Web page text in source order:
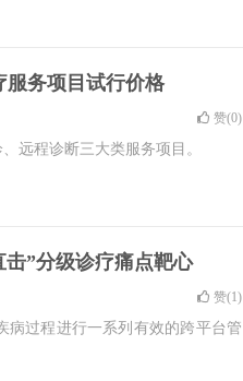
服务项目试行价格
赞(0)
远程诊断三大类服务项目。
”分级诊疗痛点靶心
赞(1)
病过程进行一系列有效的跨平台管